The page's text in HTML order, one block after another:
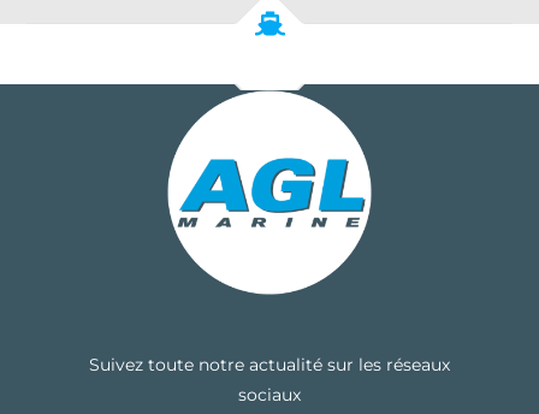
Suivez toute notre actualité sur les réseaux
sociaux